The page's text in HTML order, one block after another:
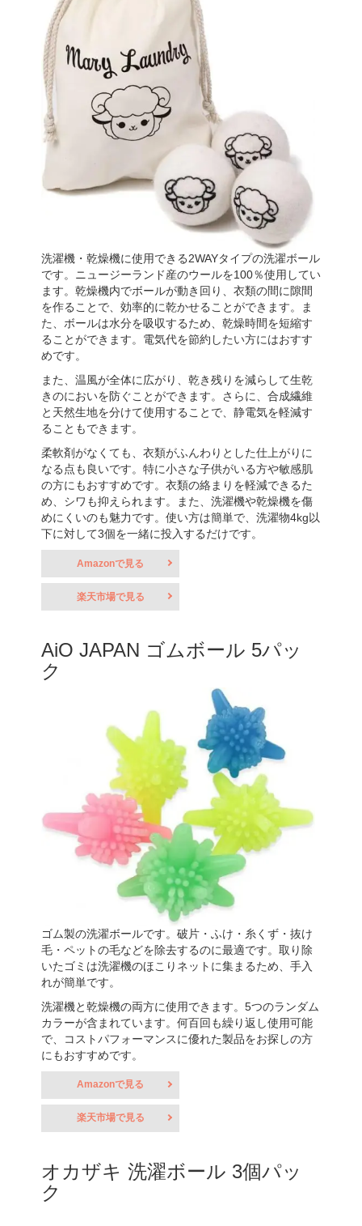
洗濯機・乾燥機に使用できる2WAYタイプの洗濯ボール
です。ニュージーランド産のウールを100％使用してい
ます。乾燥機内でボールが動き回り、衣類の間に隙間
を作ることで、効率的に乾かせることができます。ま
た、ボールは水分を吸収するため、乾燥時間を短縮す
ることができます。電気代を節約したい方にはおすす
めです。
また、温風が全体に広がり、乾き残りを減らして生乾
きのにおいを防ぐことができます。さらに、合成繊維
と天然生地を分けて使用することで、静電気を軽減す
ることもできます。
柔軟剤がなくても、衣類がふんわりとした仕上がりに
なる点も良いです。特に小さな子供がいる方や敏感肌
の方にもおすすめです。衣類の絡まりを軽減できるた
め、シワも抑えられます。また、洗濯機や乾燥機を傷
めにくいのも魅力です。使い方は簡単で、洗濯物4kg以
下に対して3個を一緒に投入するだけです。
Amazonで見る
楽天市場で見る
AiO JAPAN ゴムボール 5パッ
ク
ゴム製の洗濯ボールです。破片・ふけ・糸くず・抜け
毛・ペットの毛などを除去するのに最適です。取り除
いたゴミは洗濯機のほこりネットに集まるため、手入
れが簡単です。
洗濯機と乾燥機の両方に使用できます。5つのランダム
カラーが含まれています。何百回も繰り返し使用可能
で、コストパフォーマンスに優れた製品をお探しの方
にもおすすめです。
Amazonで見る
楽天市場で見る
オカザキ 洗濯ボール 3個パッ
ク